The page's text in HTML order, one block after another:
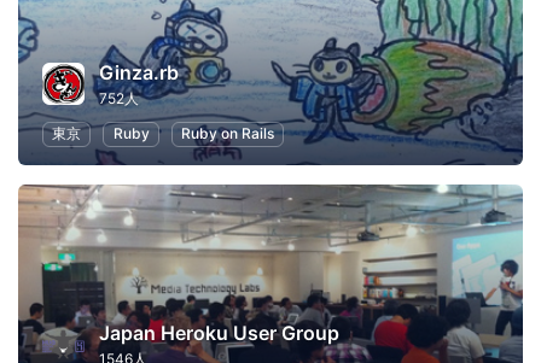
Ginza.rb
752人
東京
Ruby Ruby on Rails
Japan Heroku User Group
1546人